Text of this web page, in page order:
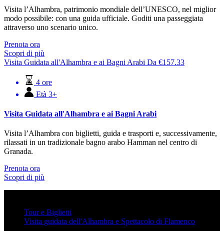
Visita l’Alhambra, patrimonio mondiale dell’UNESCO, nel miglior
modo possibile: con una guida ufficiale. Goditi una passeggiata
attraverso uno scenario unico.
Prenota ora
Scopri di più
Visita Guidata all'Alhambra e ai Bagni Arabi Da €157.33
4 ore
Età 3+
Visita Guidata all'Alhambra e ai Bagni Arabi
Visita l’Alhambra con biglietti, guida e trasporti e, successivamente,
rilassati in un tradizionale bagno arabo Hamman nel centro di
Granada.
Prenota ora
Scopri di più
Tour e Biglietti
Visita guidata dell'Alhambra e Spettacolo di Flamenco